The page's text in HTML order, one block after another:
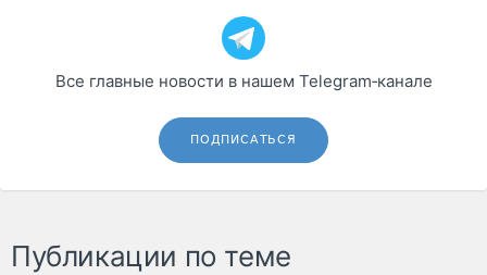
Все главные новости в нашем Telegram‑канале
ПОДПИСАТЬСЯ
Публикации по теме